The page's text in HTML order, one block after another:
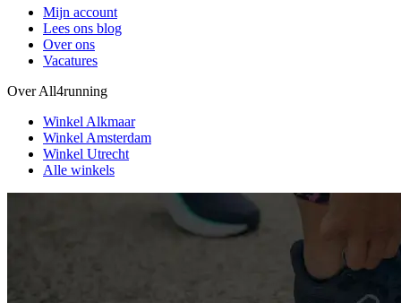
Mijn account
Lees ons blog
Over ons
Vacatures
Over All4running
Winkel Alkmaar
Winkel Amsterdam
Winkel Utrecht
Alle winkels